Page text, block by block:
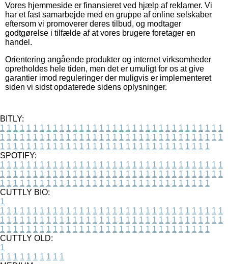
Vores hjemmeside er finansieret ved hjælp af reklamer. Vi
har et fast samarbejde med en gruppe af online selskaber
eftersom vi promoverer deres tilbud, og modtager
godtgørelse i tilfælde af at vores brugere foretager en
handel.
Orientering angående produkter og internet virksomheder
opretholdes hele tiden, men det er umuligt for os at give
garantier imod reguleringer der muligvis er implementeret
siden vi sidst opdaterede sidens oplysninger.
BITLY:
1 1 1 1 1 1 1 1 1 1 1 1 1 1 1 1 1 1 1 1 1 1 1 1 1 1 1 1 1 1 1 1 1 1
1 1 1 1 1 1 1 1 1 1 1 1 1 1 1 1 1 1 1 1 1 1 1 1 1 1 1 1 1 1 1 1 1 1
1 1 1 1 1 1 1 1 1 1 1 1 1 1 1 1 1 1 1 1 1 1 1 1 1 1 1 1 1 1 1 1
SPOTIFY:
1 1 1 1 1 1 1 1 1 1 1 1 1 1 1 1 1 1 1 1 1 1 1 1 1 1 1 1 1 1 1 1 1 1
1 1 1 1 1 1 1 1 1 1 1 1 1 1 1 1 1 1 1 1 1 1 1 1 1 1 1 1 1 1 1 1 1 1
1 1 1 1 1 1 1 1 1 1 1 1 1 1 1 1 1 1 1 1 1 1 1 1 1 1 1 1 1 1 1 1
CUTTLY BIO:
1
1 1 1 1 1 1 1 1 1 1 1 1 1 1 1 1 1 1 1 1 1 1 1 1 1 1 1 1 1 1 1 1 1 1
1 1 1 1 1 1 1 1 1 1 1 1 1 1 1 1 1 1 1 1 1 1 1 1 1 1 1 1 1 1 1 1 1 1
1 1 1 1 1 1 1 1 1 1 1 1 1 1 1 1 1 1 1 1 1 1 1 1 1 1 1 1 1 1 1 1
CUTTLY OLD:
1
1 1 1 1 1 1 1 1 1 1